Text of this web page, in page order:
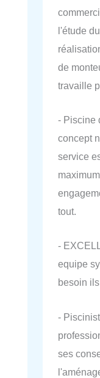
l'étude
de
travaille
- Piscine
concept
service
tout.
-
equipe
besoin
-
ses